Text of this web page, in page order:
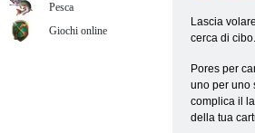
Lascia
cerca di cibo.
Pores per
uno per uno
complica il
della tua
Pesca
Giochi online